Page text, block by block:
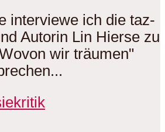
interviewe ich die taz-
Autorin Lin Hierse zu
wir träumen"